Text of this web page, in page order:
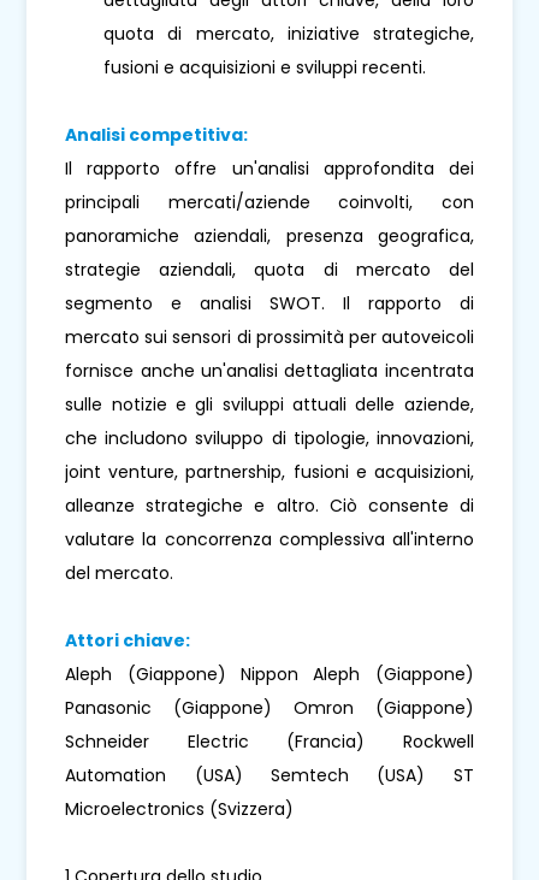
quota di mercato, iniziative strategiche,
fusioni e acquisizioni e sviluppi recenti.
Analisi competitiva:
Il rapporto offre un'analisi approfondita dei
principali mercati/aziende coinvolti, con
panoramiche aziendali, presenza geografica,
strategie aziendali, quota di mercato del
segmento e analisi SWOT. Il rapporto di
mercato sui sensori di prossimità per autoveicoli
fornisce anche un'analisi dettagliata incentrata
sulle notizie e gli sviluppi attuali delle aziende,
che includono sviluppo di tipologie, innovazioni,
joint venture, partnership, fusioni e acquisizioni,
alleanze strategiche e altro. Ciò consente di
valutare la concorrenza complessiva all'interno
del mercato.
Attori chiave:
Aleph (Giappone) Nippon Aleph (Giappone)
Panasonic (Giappone) Omron (Giappone)
Schneider Electric (Francia) Rockwell
Automation (USA) Semtech (USA) ST
Microelectronics (Svizzera)